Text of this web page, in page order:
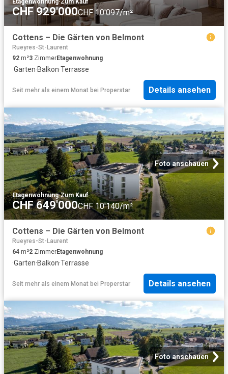
Etagenwohnung·Zum Kauf
CHF 929'000CHF 10'097/m²
Cottens – Die Gärten von Belmont
Rueyres-St-Laurent
92 m²3 ZimmerEtagenwohnung
·Garten·Balkon·Terrasse
Seit mehr als einem Monat bei Properstar Details ansehen
Foto anschauen
Etagenwohnung·Zum Kauf
CHF 649'000CHF 10'140/m²
Cottens – Die Gärten von Belmont
Rueyres-St-Laurent
64 m²2 ZimmerEtagenwohnung
·Garten·Balkon·Terrasse
Seit mehr als einem Monat bei Properstar Details ansehen
Foto anschauen